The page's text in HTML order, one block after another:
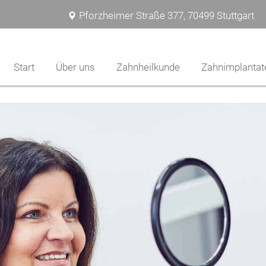
Pforzheimer Straße 377, 70499 Stuttgart
Start Über uns Zahnheilkunde